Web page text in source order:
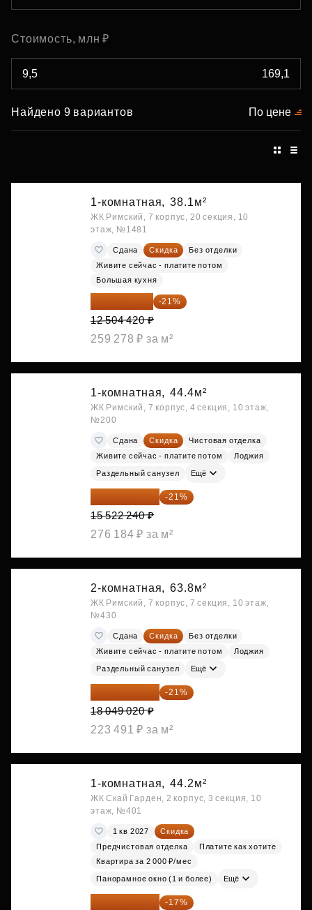
Стоимость, млн ₽
Найдено 9 вариантов По цене
1-комнатная, 38.1м²
ЖК Римский, 7 корпус, 20 секция, 10
этаж, №1481
Сдана Скидка
Без отделки
Живите сейчас - платите потом
Большая кухня
-21%
12 504 420 ₽
259 278 ₽ за м²
1-комнатная, 44.4м²
ЖК Римский, 7 корпус, 4 секция, 10 этаж,
№200
Сдана Скидка
Чистовая отделка
Живите сейчас - платите потом
Лоджия
Раздельный санузел Ещё
12 262 570 ₽ -21%
15 522 240 ₽
276 184 ₽ за м²
2-комнатная, 63.8м²
ЖК Римский, 7 корпус, 7 секция, 10 этаж,
№430
Сдана Скидка
Без отделки
Живите сейчас - платите потом
Лоджия
Раздельный санузел Ещё
14 258 726 ₽ -21%
18 049 020 ₽
223 491 ₽ за м²
1-комнатная, 44.2м²
ЖК Скай Гарден, 2 корпус, 3 секция, 10
этаж, №401
1 кв 2027
Скидка
Предчистовая отделка
Платите как хотите
Квартира за 2 000 ₽/мес
Панорамное окно (1 и более) Ещё
20 122 271 ₽ -17%